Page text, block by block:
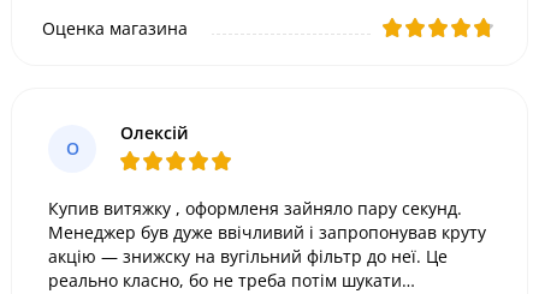
Оценка магазина
О
Олексій
Купив витяжку , оформленя зайняло пару секунд.
Менеджер був дуже ввічливий і запропонував круту
акцію — знижску на вугільний фільтр до неї. Це
реально класно, бо не треба потім шукати